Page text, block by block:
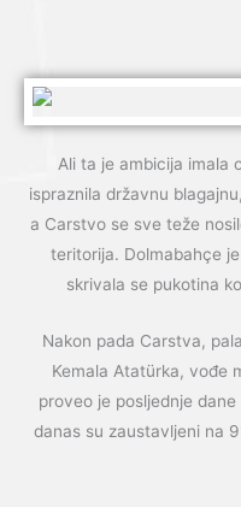
Ali ta je ambicija imala
ispraznila državnu
a Carstvo se sve teže
teritorija. Dolmabahçe
skrivala se pukotina
Nakon pada Carstva,
Kemala Atatürka, vođe
proveo je posljednje
danas su zaustavljeni na